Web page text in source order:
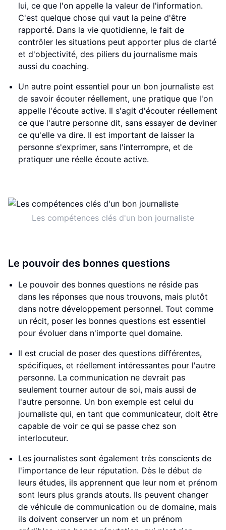
lui, ce que l'on appelle la valeur de l'information.
C'est quelque chose qui vaut la peine d'être
rapporté. Dans la vie quotidienne, le fait de
contrôler les situations peut apporter plus de clarté
et d'objectivité, des piliers du journalisme mais
aussi du coaching.
Un autre point essentiel pour un bon journaliste est
de savoir écouter réellement, une pratique que l'on
appelle l'écoute active. Il s'agit d'écouter réellement
ce que l'autre personne dit, sans essayer de deviner
ce qu'elle va dire. Il est important de laisser la
personne s'exprimer, sans l'interrompre, et de
pratiquer une réelle écoute active.
Les compétences clés d'un bon journaliste
Le pouvoir des bonnes questions
Le pouvoir des bonnes questions ne réside pas
dans les réponses que nous trouvons, mais plutôt
dans notre développement personnel. Tout comme
un récit, poser les bonnes questions est essentiel
pour évoluer dans n'importe quel domaine.
Il est crucial de poser des questions différentes,
spécifiques, et réellement intéressantes pour l'autre
personne. La communication ne devrait pas
seulement tourner autour de soi, mais aussi de
l'autre personne. Un bon exemple est celui du
journaliste qui, en tant que communicateur, doit être
capable de voir ce qui se passe chez son
interlocuteur.
Les journalistes sont également très conscients de
l'importance de leur réputation. Dès le début de
leurs études, ils apprennent que leur nom et prénom
sont leurs plus grands atouts. Ils peuvent changer
de véhicule de communication ou de domaine, mais
ils doivent conserver un nom et un prénom